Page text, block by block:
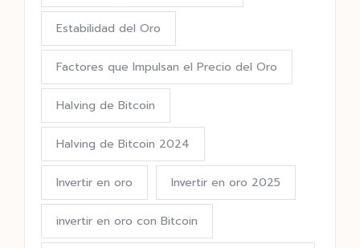
Estabilidad del Oro
Factores que Impulsan el Precio del Oro
Halving de Bitcoin
Halving de Bitcoin 2024
Invertir en oro Invertir en oro 2025
invertir en oro con Bitcoin